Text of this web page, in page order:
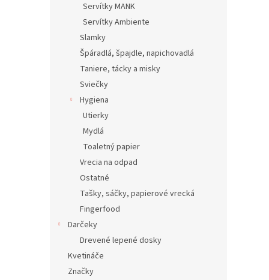
Servítky MANK
Servítky Ambiente
Slamky
Špáradlá, špajdle, napichovadlá
Taniere, tácky a misky
Sviečky
Hygiena
Utierky
Mydlá
Toaletný papier
Vrecia na odpad
Ostatné
Tašky, sáčky, papierové vrecká
Fingerfood
Darčeky
Drevené lepené dosky
Kvetináče
Značky